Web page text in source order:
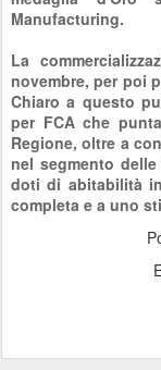
Manufacturing.
La
novembre, per poi
Chiaro a questo
per FCA che
Regione, oltre a
nel segmento
doti di abitabilità
completa e a uno